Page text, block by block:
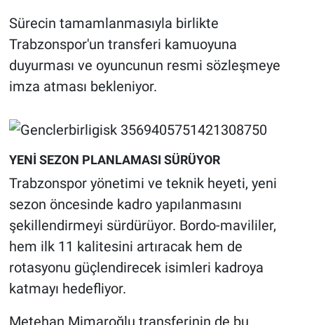
Sürecin tamamlanmasıyla birlikte
Trabzonspor'un transferi kamuoyuna
duyurması ve oyuncunun resmi sözleşmeye
imza atması bekleniyor.
YENİ SEZON PLANLAMASI SÜRÜYOR
Trabzonspor yönetimi ve teknik heyeti, yeni
sezon öncesinde kadro yapılanmasını
şekillendirmeyi sürdürüyor. Bordo-mavililer,
hem ilk 11 kalitesini artıracak hem de
rotasyonu güçlendirecek isimleri kadroya
katmayı hedefliyor.